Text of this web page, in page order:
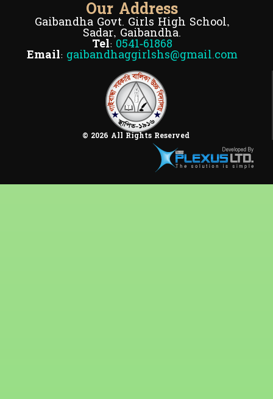
© 2026 All Rights Reserved
Our Address
Gaibandha Govt. Girls High School,
Sadar, Gaibandha.
Tel: 0541-61868
Email: gaibandhaggirlshs@gmail.com